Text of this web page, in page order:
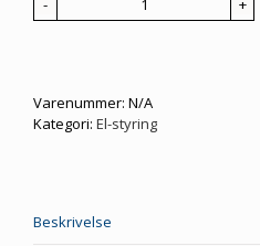
Madsorask
Varenummer: N/A
Kategori: El-styring
Beskrivelse